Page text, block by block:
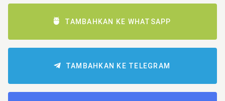
TAMBAHKAN KE WHATSAPP
TAMBAHKAN KE TELEGRAM